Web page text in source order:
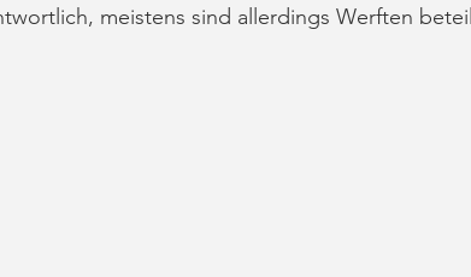
meistens sind allerdings Werften